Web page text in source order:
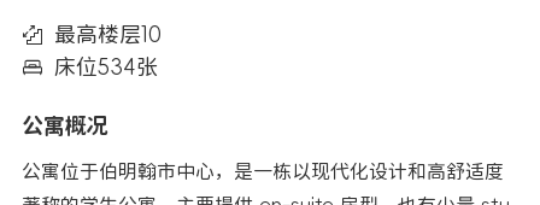
最高楼层10
床位534张
公寓概况
公寓位于伯明翰市中心，是一栋以现代化设计和高舒适度